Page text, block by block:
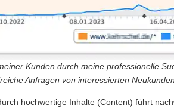
Kunden durch meine professionelle
Anfragen von interessierten
hochwertige Inhalte (Content) führt